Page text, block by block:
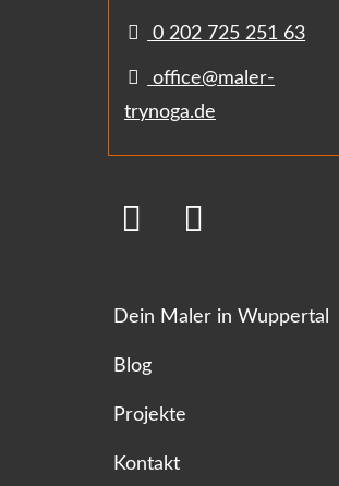
0 202 725 251 63
office@maler-
trynoga.de
Dein Maler in Wuppertal
Blog
Projekte
Kontakt